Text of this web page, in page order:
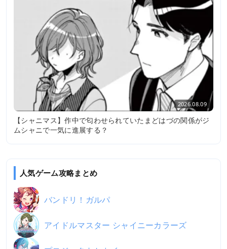
2026.08.09
【シャニマス】作中で匂わせられていたまどはづの関係がジ
ムシャニで一気に進展する？
人気ゲーム攻略まとめ
バンドリ！ガルパ
アイドルマスター シャイニーカラーズ